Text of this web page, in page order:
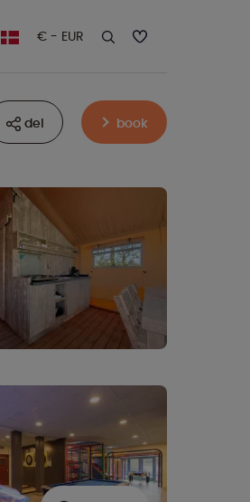
€ - EUR
del book